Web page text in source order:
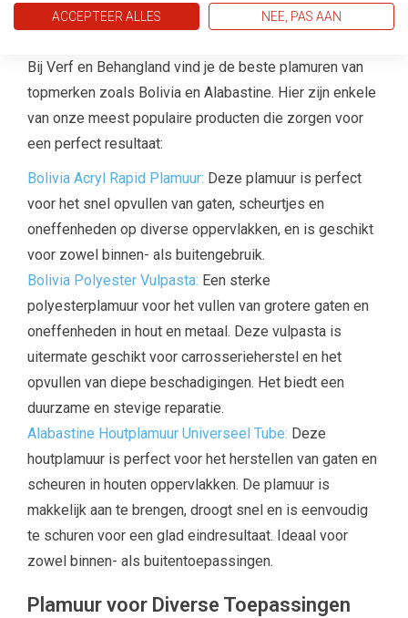
Populaire Plamuurproducten bij Verf en
Behangland
Bij Verf en Behangland vind je de beste plamuren van
topmerken zoals Bolivia en Alabastine. Hier zijn enkele
van onze meest populaire producten die zorgen voor
een perfect resultaat:
Bolivia Acryl Rapid Plamuur: Deze plamuur is perfect
voor het snel opvullen van gaten, scheurtjes en
oneffenheden op diverse oppervlakken, en is geschikt
voor zowel binnen- als buitengebruik.
Bolivia Polyester Vulpasta: Een sterke
polyesterplamuur voor het vullen van grotere gaten en
oneffenheden in hout en metaal. Deze vulpasta is
uitermate geschikt voor carrosserieherstel en het
opvullen van diepe beschadigingen. Het biedt een
duurzame en stevige reparatie.
Alabastine Houtplamuur Universeel Tube: Deze
houtplamuur is perfect voor het herstellen van gaten en
scheuren in houten oppervlakken. De plamuur is
makkelijk aan te brengen, droogt snel en is eenvoudig
te schuren voor een glad eindresultaat. Ideaal voor
zowel binnen- als buitentoepassingen.
Plamuur voor Diverse Toepassingen
ACCEPTEER ALLES NEE, PAS AAN